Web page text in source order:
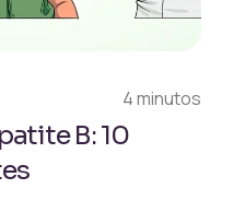
4 minutos
B: 10